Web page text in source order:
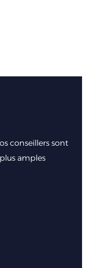
conseillers sont
amples